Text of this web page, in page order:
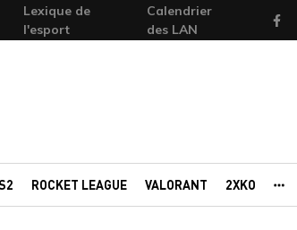
Lexique de
l'esport
Calendrier
des LAN
ROCKET LEAGUE VALORANT 2XKO